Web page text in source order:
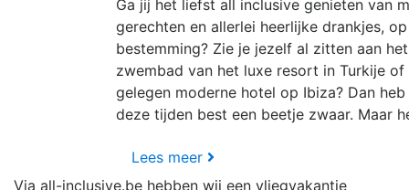
Ga jij het liefst all inclusive genieten van
gerechten en allerlei heerlijke drankjes,
bestemming? Zie je jezelf al zitten aan
zwembad van het luxe resort in Turkije
gelegen moderne hotel op Ibiza? Dan
deze tijden best een beetje zwaar. Maar
Lees meer
Via all-inclusive.be hebben wij een vliegvakantie